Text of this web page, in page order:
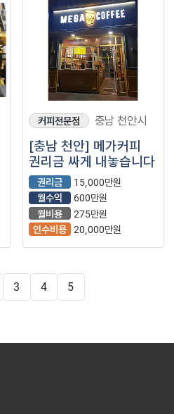
커피전문점 충남 천안시
[충남 천안] 메가커피
권리금 싸게 내놓습니다
권리금
15,000만원
월수익
600만원
월비용
275만원
인수비용 20,000만원
3 4 5